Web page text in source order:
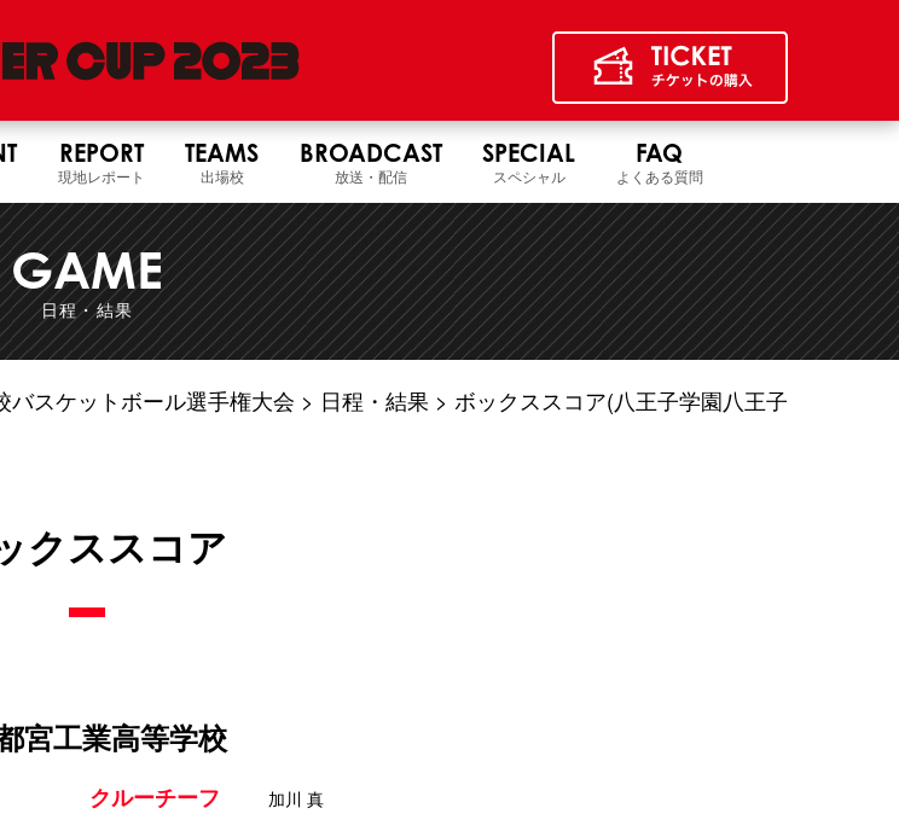
REPORT
現地レポート
TEAMS
出場校
BROADCAST
放送・配信
SPECIAL
スペシャル
FAQ
よくある質問
GAME
日程・結果
スケットボール選手権大会 日程・結果
ボックススコア(八王子学園八王子
クススコア
宮工業高等学校
クルーチーフ 加川 真